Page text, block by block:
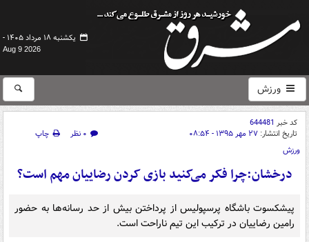
یکشنبه ۱۸ مرداد ۱۴۰۵ -
Aug 9 2026
ورزش
کد خبر 644481
تاریخ انتشار: ۲۷ مهر ۱۳۹۵ - ۰۸:۵۴ ۰ نظر
چاپ
ورزش
درخشان:چرا فکر می‌کنید بازی کردن رضاییان مهم است؟
پیشکسوت باشگاه پرسپولیس از پرداختن بیش از حد رسانه‌ها به حضور
رامین رضاییان در ترکیب این تیم ناراحت است.